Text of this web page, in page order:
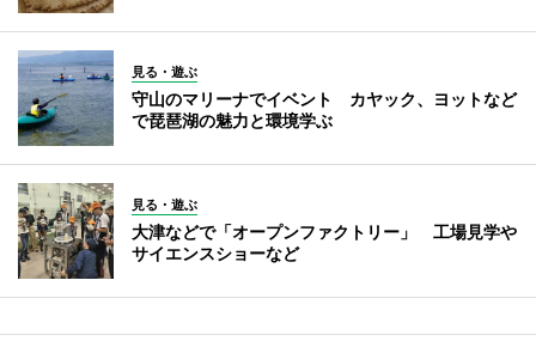
見る・遊ぶ
守山のマリーナでイベント カヤック、ヨットなど
で琵琶湖の魅力と環境学ぶ
見る・遊ぶ
大津などで「オープンファクトリー」 工場見学や
サイエンスショーなど